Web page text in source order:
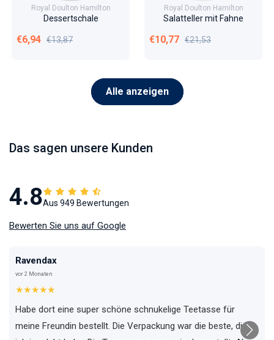
Royal Doulton Hamilton
Dessertschale
Verkaufspreis
€6,94 Normaler Preis
€13,87
Royal Doulton Hamilton
Salatteller mit Fahne
Verkaufspreis
€10,77 Normaler Preis
€21,53
Alle anzeigen
Das sagen unsere Kunden
4.8Aus 949 Bewertungen
Bewerten Sie uns auf Google
Ravendax
vor 2 Monaten
★★★★★
Habe dort eine super schöne schnukelige Teetasse für
meine Freundin bestellt. Die Verpackung war die beste, die